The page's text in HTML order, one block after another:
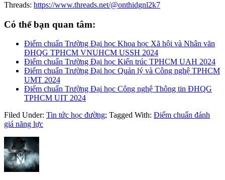
Threads: https://www.threads.net/@onthidgnl2k7
Có thể bạn quan tâm:
Điểm chuẩn Trường Đại học Khoa học Xã hội và Nhân văn
ĐHQG TPHCM VNUHCM USSH 2024
Điểm chuẩn Trường Đại học Kiến trúc TPHCM UAH 2024
Điểm chuẩn Trường Đại học Quản lý và Công nghệ TPHCM
UMT 2024
Điểm chuẩn Trường Đại học Công nghệ Thông tin ĐHQG
TPHCM UIT 2024
Filed Under: Tin tức học đường; Tagged With: Điểm chuẩn đánh
giá năng lực